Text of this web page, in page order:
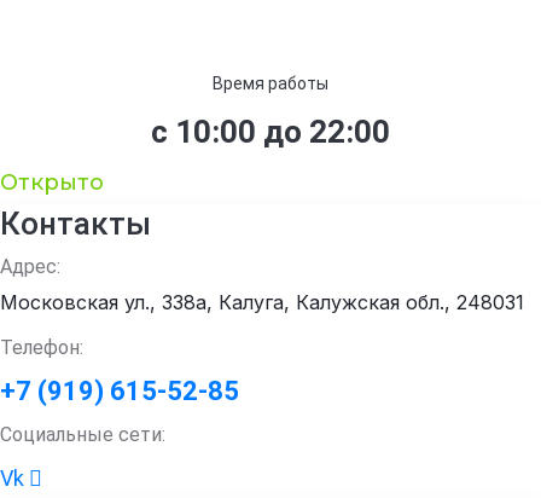
Время работы
с 10:00 до 22:00
Открыто
Контакты
Адрес:
Московская ул., 338а, Калуга, Калужская обл., 248031
Телефон:
+7 (919) 615-52-85
Социальные сети:
Vk